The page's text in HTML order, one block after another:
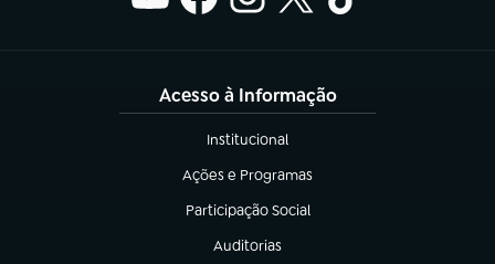
Acesso à Informação
Institucional
(abre em nova aba)
Ações e Programas
(abre em nova aba)
Participação Social
(abre em nova aba)
Auditorias
(abre em nova aba)